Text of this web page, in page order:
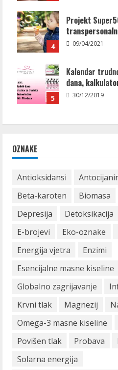
4
Projekt
09/04/2021
5
Kalendar
dana,
30/12/2019
OZNAKE
Antioksidansi
Beta-karoten
Biomasa
Depresija
Detoksikacija
E-brojevi
Eko-oznake
Energija vjetra
Enzimi
Esencijalne masne kiseline
Globalno zagrijavanje
Krvni tlak
Magnezij
Omega-3 masne kiseline
Povišen tlak
Probava
Solarna energija